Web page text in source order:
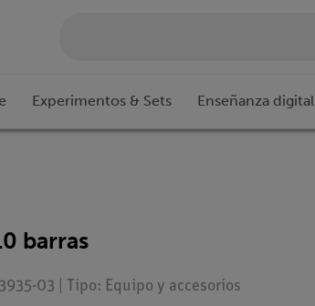
Experimentos & Sets Enseñanza digital
barras
03 | Tipo: Equipo y accesorios